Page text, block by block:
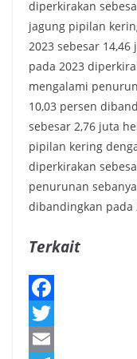
diperkirakan
jagung pipilan
2023 sebesar
pada 2023
mengalami
10,03 persen
sebesar 2,76 juta
pipilan kering
diperkirakan
penurunan
dibandingkan pada
Terkait
F
aT